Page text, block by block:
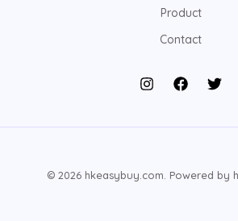
Product
Contact
© 2026 hkeasybuy.com. Powered by